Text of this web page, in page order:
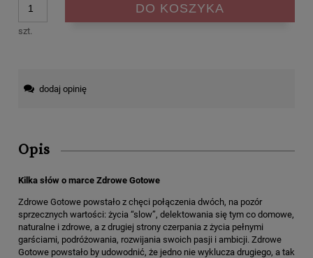
szt.
DO KOSZYKA
dodaj opinię
Opis
Kilka słów o marce Zdrowe Gotowe
Zdrowe Gotowe powstało z chęci połączenia dwóch, na pozór
sprzecznych wartości: życia “slow”, delektowania się tym co domowe,
naturalne i zdrowe, a z drugiej strony czerpania z życia pełnymi
garściami, podróżowania, rozwijania swoich pasji i ambicji. Zdrowe
Gotowe powstało by udowodnić, że jedno nie wyklucza drugiego, a tak